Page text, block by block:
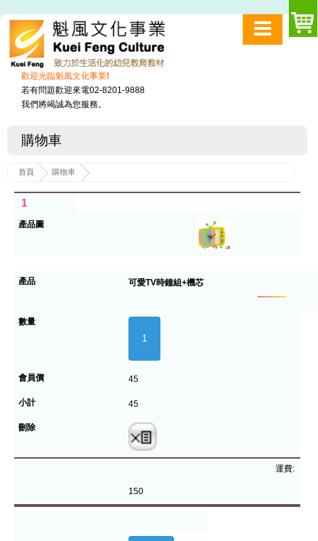
歡迎光臨魁風文化事業!
若有問題歡迎來電02-8201-9888
我們將竭誠為您服務。
購物車
首頁 購物車
1
可愛TV時鐘組+機芯
45
45
運費:
150